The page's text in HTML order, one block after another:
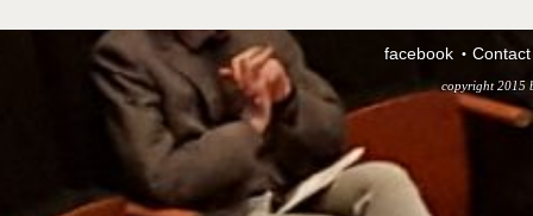
facebook Contact
copyright 2015